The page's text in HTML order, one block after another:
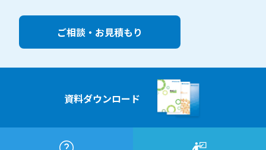
ご相談・お見積もり
資料ダウンロード